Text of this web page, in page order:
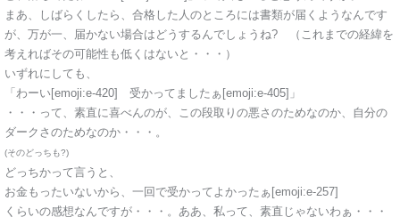
まあ、しばらくしたら、合格した人のところには書類が届くようなんです
が、万が一、届かない場合はどうするんでしょうね? （これまでの経緯を
考えればその可能性も低くはないと・・・）
いずれにしても、
「わーい[emoji:e-420] 受かってましたぁ[emoji:e-405]」
・・・って、素直に喜べんのが、この段取りの悪さのためなのか、自分の
ダークさのためなのか・・・。
(そのどっちも?)
どっちかって言うと、
お金もったいないから、一回で受かってよかったぁ[emoji:e-257]
くらいの感想なんですが・・・。ああ、私って、素直じゃないわぁ・・・